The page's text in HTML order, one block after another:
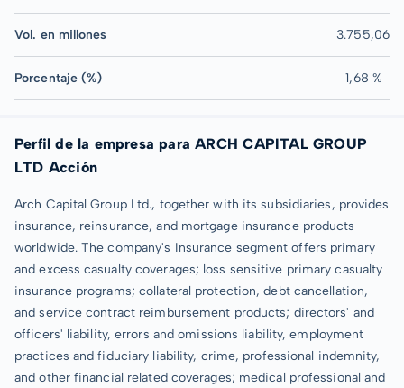
Vol. en millones 3.755,06
Porcentaje (%) 1,68 %
Perfil de la empresa para ARCH CAPITAL GROUP
LTD Acción
Arch Capital Group Ltd., together with its subsidiaries, provides
insurance, reinsurance, and mortgage insurance products
worldwide. The company's Insurance segment offers primary
and excess casualty coverages; loss sensitive primary casualty
insurance programs; collateral protection, debt cancellation,
and service contract reimbursement products; directors' and
officers' liability, errors and omissions liability, employment
practices and fiduciary liability, crime, professional indemnity,
and other financial related coverages; medical professional and